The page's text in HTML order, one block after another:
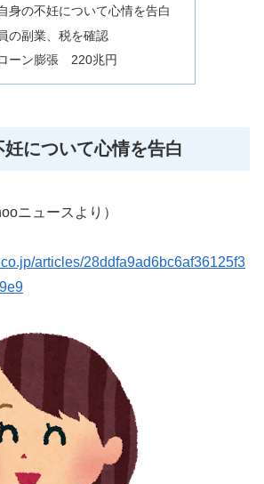
身の不妊について心情を告白
の副業、税を確認
ーン膨張 220兆円
について心情を告白
ニュースより）
articles/28ddfa9ad6bc6af36125f3